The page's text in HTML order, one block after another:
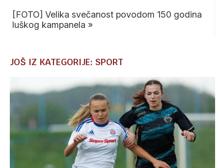
[FOTO] Velika svečanost povodom 150 godina
luškog kampanela »
JOŠ IZ KATEGORIJE: SPORT